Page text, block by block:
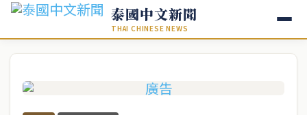
泰國中文新聞
THAI CHINESE NEWS